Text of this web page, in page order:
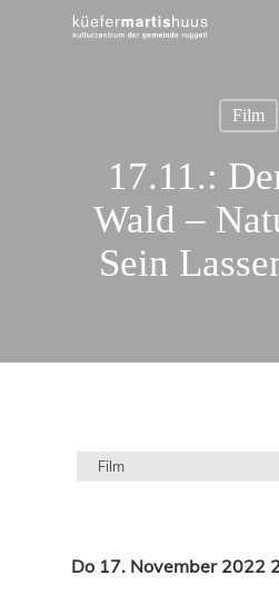
Film
17.11.:
Wald –
Sein
Film
Do 17. November 2022